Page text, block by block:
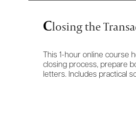
Closing the
This 1-hour online
closing process, prepare
letters. Includes practical